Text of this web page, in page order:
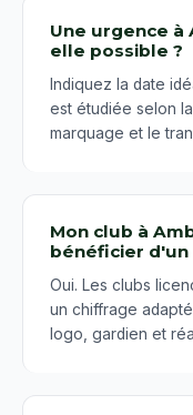
Une urgence
elle possible ?
Indiquez la date
est étudiée selon
marquage et le
Mon club à
bénéficier
Oui. Les clubs
un chiffrage
logo, gardien et